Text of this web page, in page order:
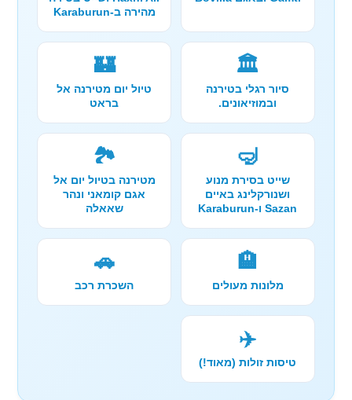
מהירה ב-Karaburun
🏛️
סיור רגלי בטירנה
ובמוזיאונים.
🏰
טיול יום מטירנה אל
בראט
🤿
שייט בסירת מנוע
ושנורקלינג באיים
Sazan ו-Karaburun
🏞️
מטירנה בטיול יום אל
אגם קומאני ונהר
שאאלה
🏨
מלונות מעולים
🚗
השכרת רכב
✈️
טיסות זולות (מאוד!)